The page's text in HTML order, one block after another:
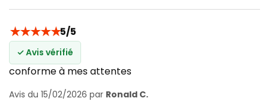
★★★★★5/5
✓ Avis vérifié
conforme à mes attentes
Avis du 15/02/2026 par Ronald C.